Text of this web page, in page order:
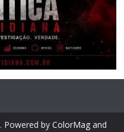
. Powered by ColorMag and